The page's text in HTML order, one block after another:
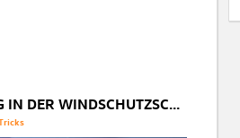
STEINSCHLAG IN DER WINDSCHUTZSCHEIBE: SOFORTMAßNAHMEN & REPARATURTIPPS